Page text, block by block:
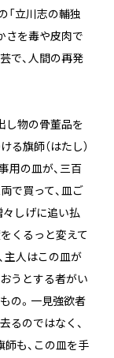
「立川志の輔独
さを毒や皮肉で
で、人間の再発
し物の骨董品を
旗師（はたし）
用の皿が、三百
で買って、皿ご
しげに追い払
くるっと変えて
主人はこの皿が
うとする者がい
の。一見強欲者
るのではなく、
も、この皿を手